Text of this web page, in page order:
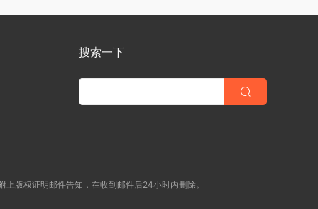
搜索一下
版权证明邮件告知，在收到邮件后24小时内删除。